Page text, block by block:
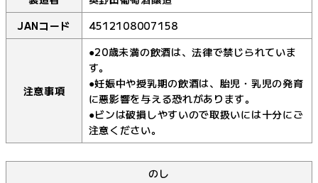
JANコード
4512108007158
注意事項
●20歳未満の飲酒は、法律で禁じられていま
す。
●妊娠中や授乳期の飲酒は、胎児・乳児の発育
に悪影響を与える恐れがあります。
●ビンは破損しやすいので取扱いには十分にご
注意ください。
のし